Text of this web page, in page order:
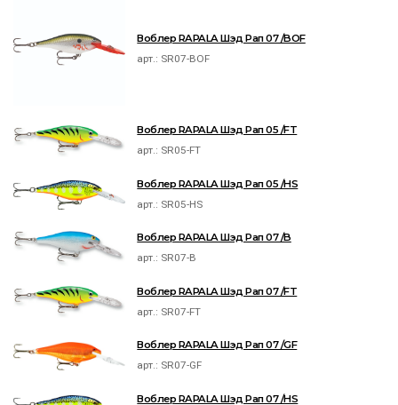
Воблер RAPALA Шэд Рап 07 /BOF
арт.: SR07-BOF
Воблер RAPALA Шэд Рап 05 /FT
арт.: SR05-FT
Воблер RAPALA Шэд Рап 05 /HS
арт.: SR05-HS
Воблер RAPALA Шэд Рап 07 /B
арт.: SR07-B
Воблер RAPALA Шэд Рап 07 /FT
арт.: SR07-FT
Воблер RAPALA Шэд Рап 07 /GF
арт.: SR07-GF
Воблер RAPALA Шэд Рап 07 /HS